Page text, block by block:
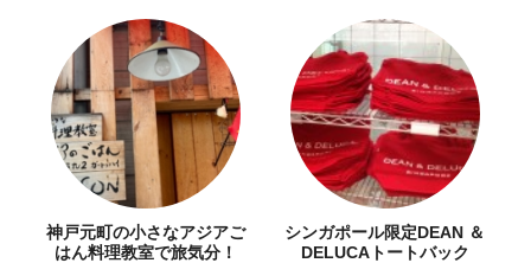
神戸元町の小さなアジアご
はん料理教室で旅気分！
シンガポール限定DEAN ＆
DELUCAトートバック